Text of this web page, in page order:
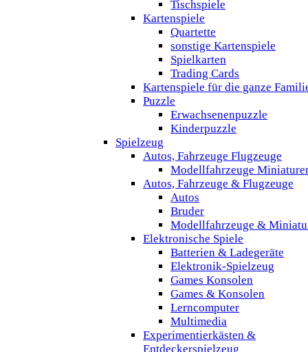
Tischspiele
Kartenspiele
Quartette
sonstige Kartenspiele
Spielkarten
Trading Cards
Kartenspiele für die ganze
Puzzle
Erwachsenenpuzzle
Kinderpuzzle
Spielzeug
Autos, Fahrzeuge Flugzeuge
Modellfahrzeuge
Autos, Fahrzeuge & Flugzeuge
Autos
Bruder
Modellfahrzeuge &
Elektronische Spiele
Batterien & Ladegeräte
Elektronik-Spielzeug
Games Konsolen
Games & Konsolen
Lerncomputer
Multimedia
Experimentierkästen &
Entdeckerspielzeug